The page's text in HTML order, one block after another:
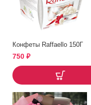
Конфеты Raffaello 150Г
750 ₽